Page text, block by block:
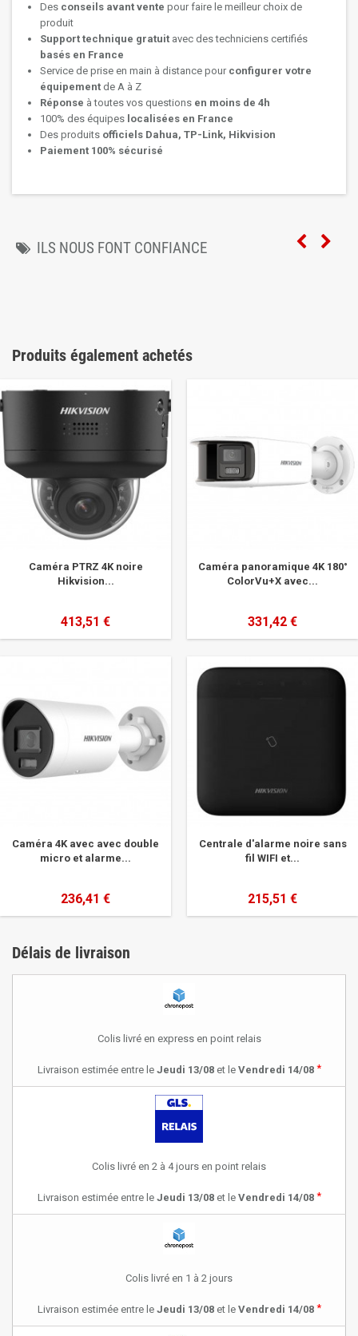
Des conseils avant vente pour faire le meilleur choix de
produit
Support technique gratuit avec des techniciens certifiés
basés en France
Service de prise en main à distance pour configurer votre
équipement de A à Z
Réponse à toutes vos questions en moins de 4h
100% des équipes localisées en France
Des produits officiels Dahua, TP-Link, Hikvision
Paiement 100% sécurisé
ILS NOUS FONT CONFIANCE
Produits également achetés
Caméra PTRZ 4K noire
Hikvision...
413,51 €
Caméra panoramique 4K 180°
ColorVu+X avec...
331,42 €
Caméra 4K avec avec double
micro et alarme...
236,41 €
Centrale d'alarme noire sans
fil WIFI et...
215,51 €
Délais de livraison
Colis livré en express en point relais
Livraison estimée entre le Jeudi 13/08et le Vendredi 14/08 *
Colis livré en 2 à 4 jours en point relais
Livraison estimée entre le Jeudi 13/08et le Vendredi 14/08 *
Colis livré en 1 à 2 jours
Livraison estimée entre le Jeudi 13/08et le Vendredi 14/08 *